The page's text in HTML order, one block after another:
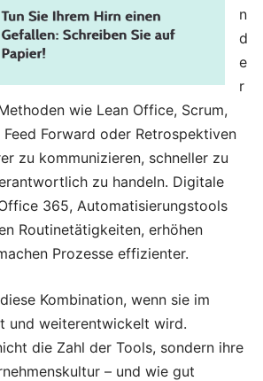
n
d
e
r
wie Lean Office, Scrum,
Forward oder Retrospektiven
zu kommunizieren, schneller zu
zu handeln. Digitale
365, Automatisierungstools
Routinetätigkeiten, erhöhen
Prozesse effizienter.
Kombination, wenn sie im
und weiterentwickelt wird.
die Zahl der Tools, sondern ihre
– und wie gut